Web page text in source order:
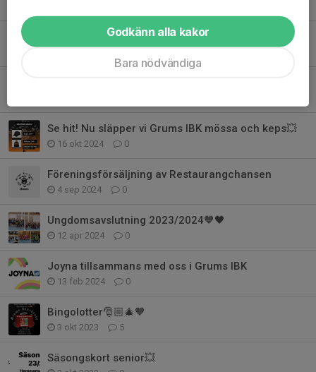
Ungdomsgruppen växer🤩🧡
Se hit! Nu släpper vi Grums IBK mössa och keps💥
16 okt 2024 0
Föreningsförsäljning av Restaurangchansen
4 sep 2024 0
Ungdomsavslutning 2023/2024🧡🖤
12 apr 2024 0
Joyna tillsammans med oss i Grums IBK
13 feb 2024 0
Bingolotter🎅🏼🎄🧡
3 okt 2023 5
Säsongskort senior💥
Godkänn alla kakor
Bara nödvändiga